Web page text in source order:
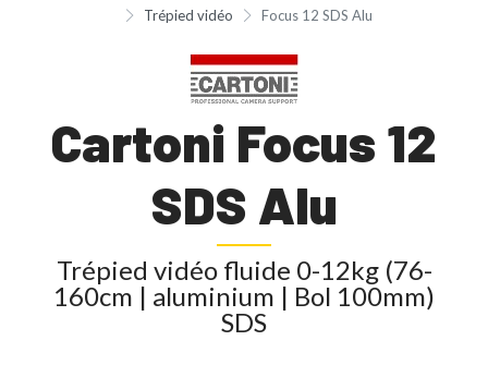
Trépied vidéo
Focus 12 SDS Alu
Cartoni Focus 12
SDS Alu
Trépied vidéo fluide 0-12kg (76-
160cm | aluminium | Bol 100mm)
SDS